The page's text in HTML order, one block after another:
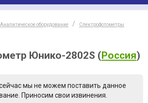
Аналитическое оборудование Спектрофотометры
Юнико-2802S (Россия)
мы не можем поставить данное
Приносим свои извинения.